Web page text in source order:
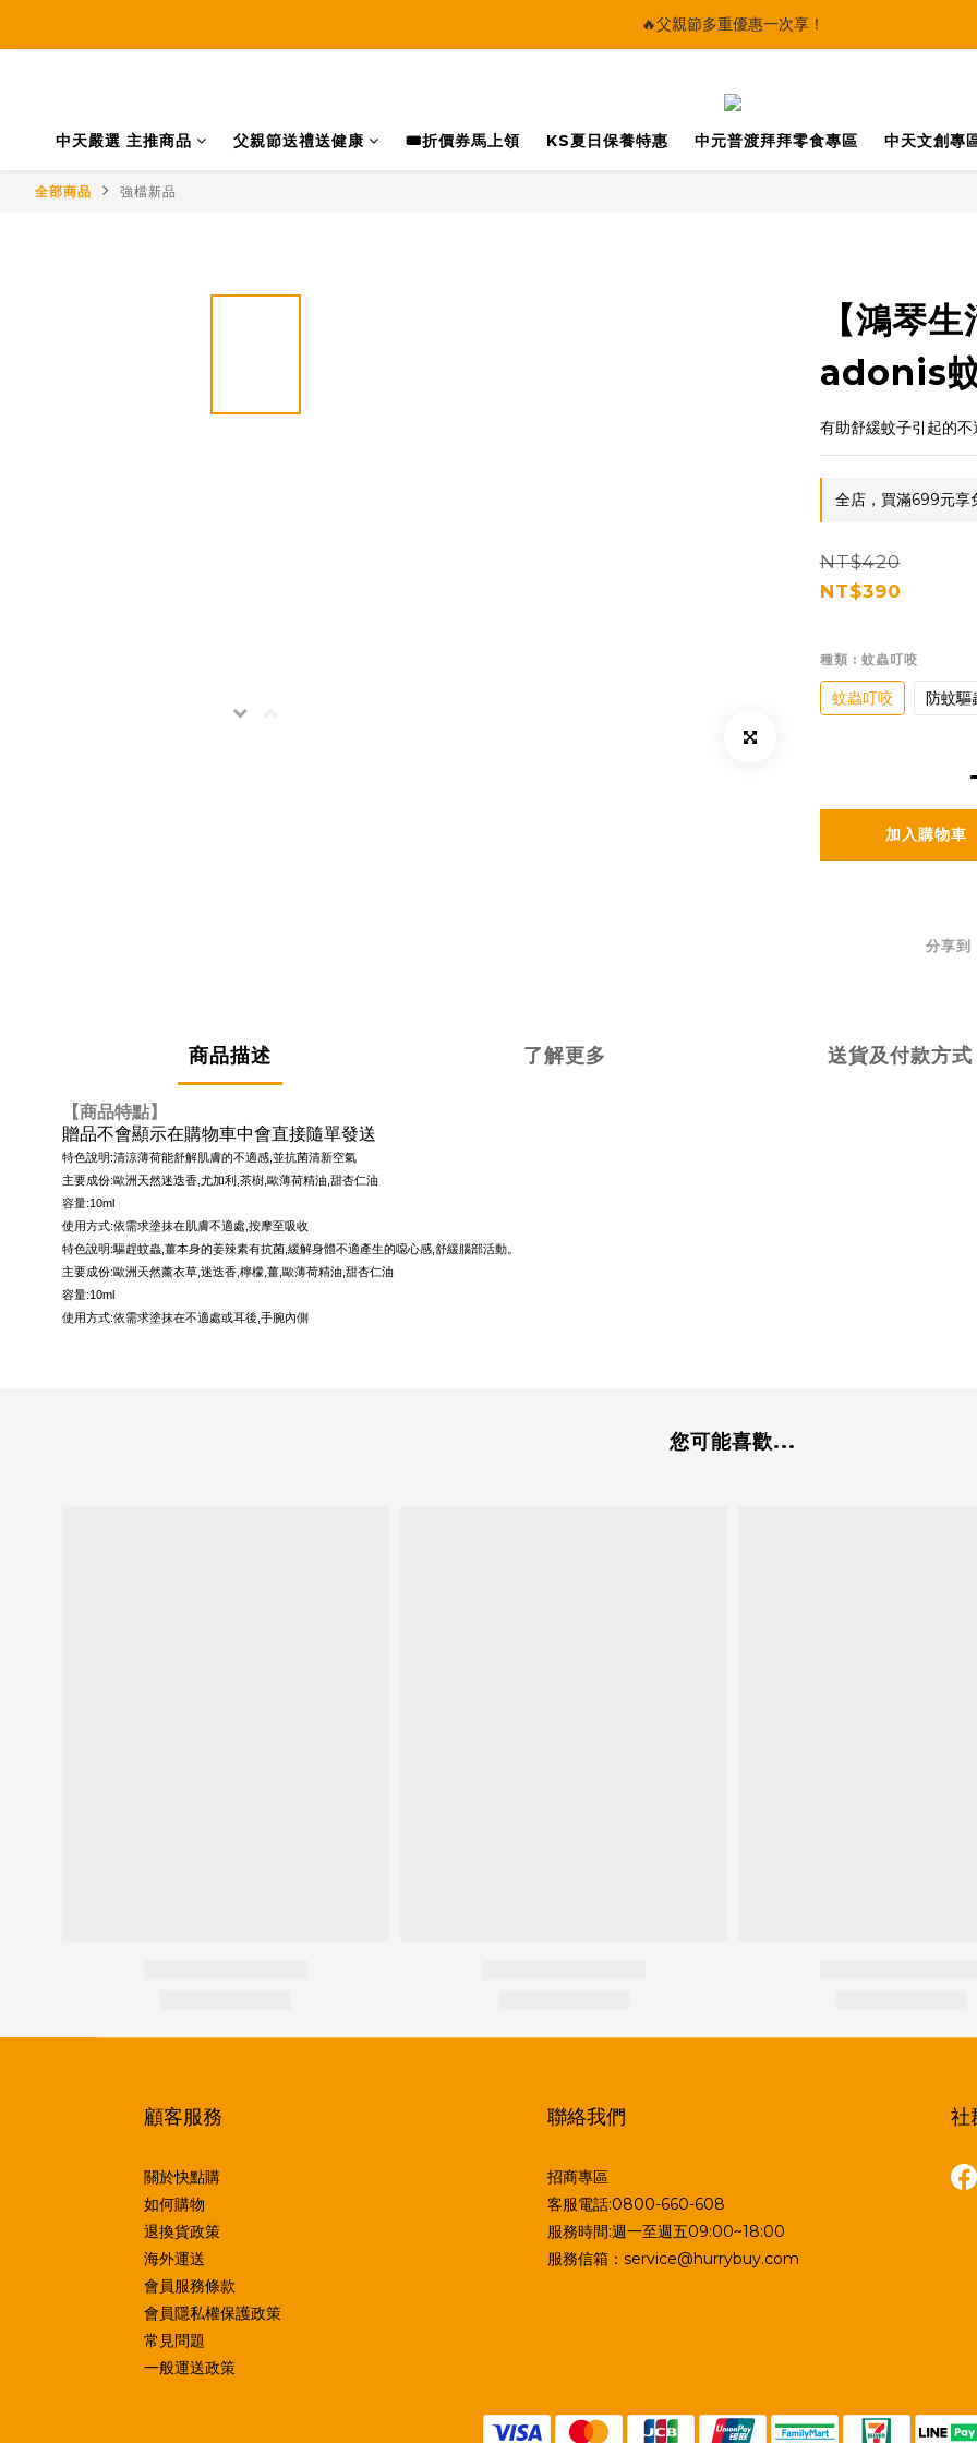
🔥父親節多重優惠一次享！
🔥父親節多重優惠一次享！
中天嚴選 主推商品 父親節送禮送健康 🎟️折價券馬上領 KS夏日保養特惠 中元普渡拜拜零食專區 中天文創專
全部商品 強檔新品
【鴻琴
adonis
有助舒緩蚊子引起的
全店，買滿699元享
NT$420
NT$390
種類 : 蚊蟲叮咬
蚊蟲叮咬 防蚊驅
加入購物車
分享到
商品描述 了解更多 送貨及付款方式
【商品特點】
贈品不會顯示在購物車中會直接隨單發送
特色說明:清涼薄荷能舒解肌膚的不適感,並抗菌清新空氣
主要成份:歐洲天然迷迭香,尤加利,茶樹,歐薄荷精油,甜杏仁油
容量:10ml
使用方式:依需求塗抹在肌膚不適處,按摩至吸收
特色說明:驅趕蚊蟲,薑本身的姜辣素有抗菌,緩解身體不適產生的噁心感,舒緩腦部活動。
主要成份:歐洲天然薰衣草,迷迭香,檸檬,薑,歐薄荷精油,甜杏仁油
容量:10ml
使用方式:依需求塗抹在不適處或耳後,手腕內側
您可能喜歡...
顧客服務
關於快點購
如何購物
退換貨政策
海外運送
會員服務條款
會員隱私權保護政策
常見問題
一般運送政策
聯絡我們
招商專區
客服電話:0800-660-608
服務時間:週一至週五09:00~18:00
服務信箱：service@hurrybuy.com
社